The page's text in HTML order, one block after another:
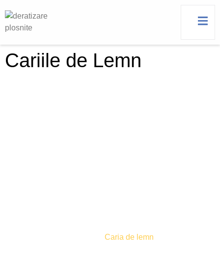
Cariile de Lemn
Caria de lemn